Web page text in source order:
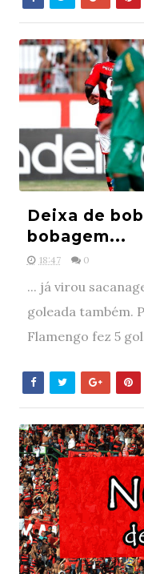
Deixa de
bobagem...
18:47 0
... já virou
goleada também.
Flamengo fez 5